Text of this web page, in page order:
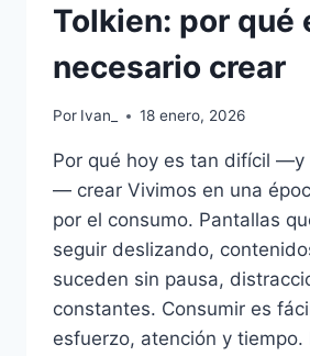
Tolkien: por qué
necesario crear
Por Ivan_ 18 enero, 2026
Por qué hoy es tan difícil —y
— crear Vivimos en una
por el consumo. Pantallas
seguir deslizando,
suceden sin pausa,
constantes. Consumir es
esfuerzo, atención y tiempo.